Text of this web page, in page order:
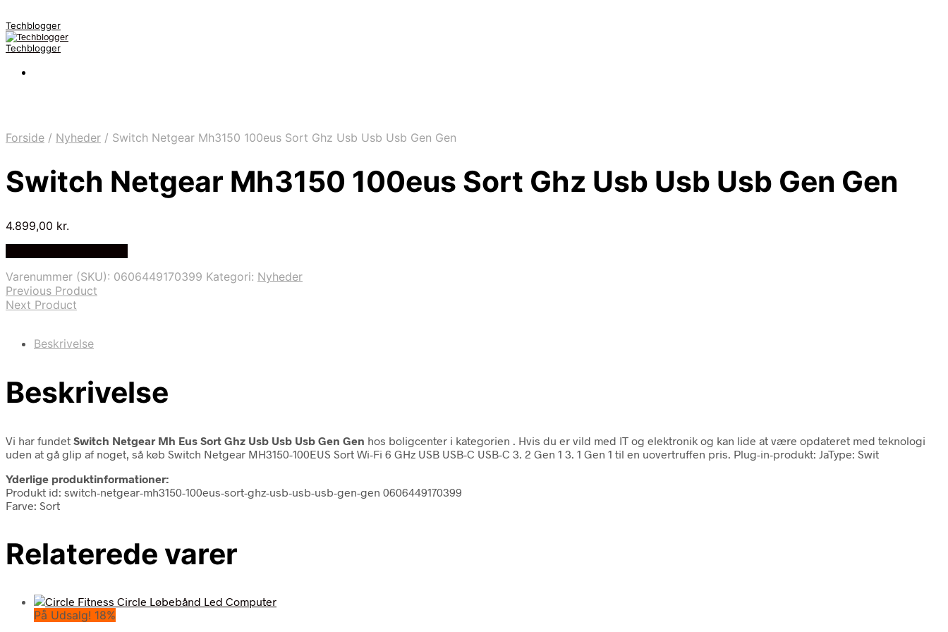
Techblogger
Techblogger
Forside / Nyheder / Switch Netgear Mh3150 100eus Sort Ghz Usb Usb Usb Gen Gen
Switch Netgear Mh3150 100eus Sort Ghz Usb Usb Usb Gen Gen
4.899,00 kr.
Varenummer (SKU): 0606449170399 Kategori: Nyheder
Previous Product
Next Product
Beskrivelse
Beskrivelse
Vi har fundet Switch Netgear Mh Eus Sort Ghz Usb Usb Usb Gen Gen hos boligcenter i kategorien
. Hvis du er vild med IT og elektronik og kan lide at være opdateret med teknologi
uden at gå glip af noget, så køb Switch Netgear MH3150-100EUS Sort Wi-Fi 6 GHz USB USB-C USB-C 3. 2 Gen 1 3. 1 Gen 1 til en uovertruffen pris. Plug-in-produkt: JaType: Swit
Yderlige produktinformationer:
Produkt id: switch-netgear-mh3150-100eus-sort-ghz-usb-usb-usb-gen-gen 0606449170399
Farve: Sort
Relaterede varer
På Udsalg! 18%